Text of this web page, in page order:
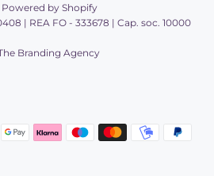
Powered by Shopify
| REA FO - 333678 | Cap. soc. 10000
Branding Agency